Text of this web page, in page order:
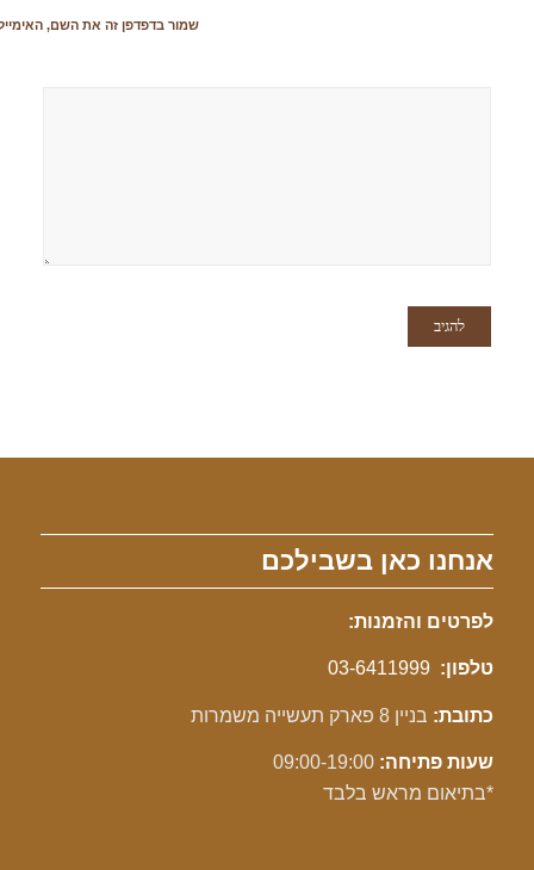
שמור בדפדפן זה את השם,
אנחנו כאן בשבילכם
לפרטים והזמנות:
טלפון: 03-6411999
כתובת: בניין 8 פארק תעשייה משמרות
שעות פתיחה:
*בתיאום מראש בלבד